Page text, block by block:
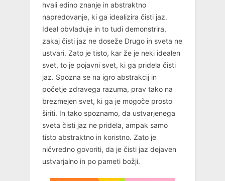
hvali edino znanje in abstraktno
napredovanje, ki ga idealizira čisti jaz.
Ideal obvladuje in to tudi demonstrira,
zakaj čisti jaz ne doseže Drugo in sveta ne
ustvari. Zato je tisto, kar že je neki idealen
svet, to je pojavni svet, ki ga pridela čisti
jaz. Spozna se na igro abstrakcij in
početje zdravega razuma, prav tako na
brezmejen svet, ki ga je mogoče prosto
širiti. In tako spoznamo, da ustvarjenega
sveta čisti jaz ne pridela, ampak samo
tisto abstraktno in koristno. Zato je
ničvredno govoriti, da je čisti jaz dejaven
ustvarjalno in po pameti božji.